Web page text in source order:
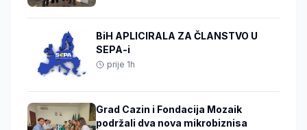
BiH APLICIRALA ZA ČLANSTVO U
SEPA-i
prije 1h
Grad Cazin i Fondacija Mozaik
podržali dva nova mikrobiznisa